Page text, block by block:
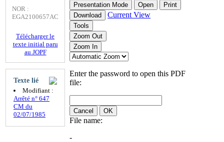
NOR :
EGA2100657AC
Télécharger le
texte initial paru
au JOPF
Texte lié
Modifiant :
Arrêté n° 647
CM du
02/07/1985
Presentation Mode Open
Print
Download
Current View
Tools
Zoom Out
Zoom In
Enter the password to open this PDF
file:
Cancel OK
File name:
-